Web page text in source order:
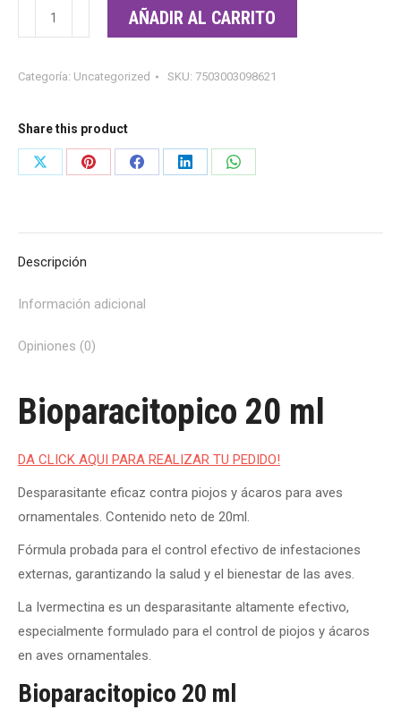
Bioparacitopico
20
cantidad
AÑADIR AL CARRITO
Categoría: Uncategorized SKU: 7503003098621
Share this product
Share
Share
Share
Share
Share
Descripción
Información adicional
Opiniones (0)
Bioparacitopico 20 ml
DA CLICK AQUI PARA REALIZAR TU PEDIDO!
Desparasitante eficaz contra piojos y ácaros para aves
ornamentales. Contenido neto de 20ml.
Fórmula probada para el control efectivo de infestaciones
externas, garantizando la salud y el bienestar de las aves.
La Ivermectina es un desparasitante altamente efectivo,
especialmente formulado para el control de piojos y ácaros
en aves ornamentales.
Bioparacitopico 20 ml